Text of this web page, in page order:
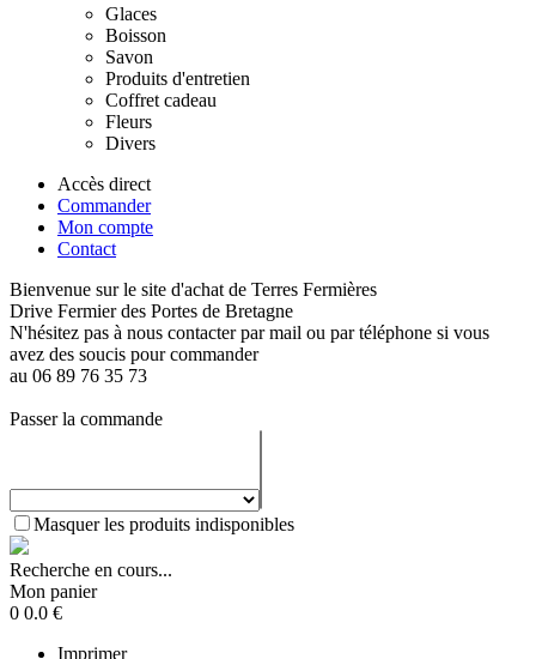
Glaces
Boisson
Savon
Produits d'entretien
Coffret cadeau
Fleurs
Divers
Accès direct
Commander
Mon compte
Contact
Bienvenue sur le site d'achat de Terres Fermières
Drive Fermier des Portes de Bretagne
N'hésitez pas à nous contacter par mail ou par téléphone si vous
avez des soucis pour commander
au 06 89 76 35 73
Passer la commande
Masquer les produits indisponibles
Recherche en cours...
Mon panier
0 0.0 €
Imprimer